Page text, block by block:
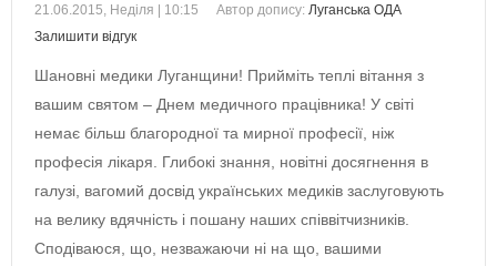
21.06.2015, Неділя | 10:15 Автор допису: Луганська ОДА
Залишити відгук
Шановні медики Луганщини! Прийміть теплі вітання з
вашим святом – Днем медичного працівника! У світі
немає більш благородної та мирної професії, ніж
професія лікаря. Глибокі знання, новітні досягнення в
галузі, вагомий досвід українських медиків заслуговують
на велику вдячність і пошану наших співвітчизників.
Сподіваюся, що, незважаючи ні на що, вашими